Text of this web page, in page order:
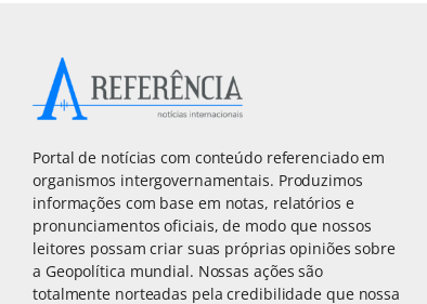
Portal de notícias com conteúdo referenciado em
organismos intergovernamentais. Produzimos
informações com base em notas, relatórios e
pronunciamentos oficiais, de modo que nossos
leitores possam criar suas próprias opiniões sobre
a Geopolítica mundial. Nossas ações são
totalmente norteadas pela credibilidade que nossa